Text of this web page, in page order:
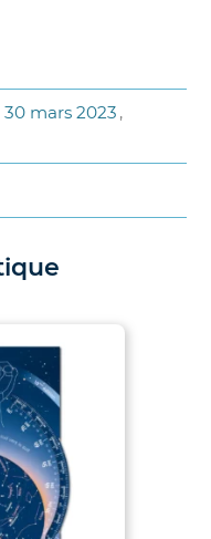
30 mars 2023 ,